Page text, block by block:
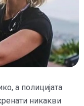
а полицијата
никакви